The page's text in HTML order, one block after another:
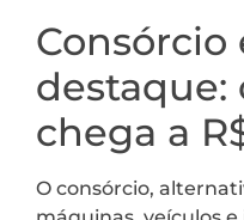
Consórcio
destaque:
chega a
O consórcio,